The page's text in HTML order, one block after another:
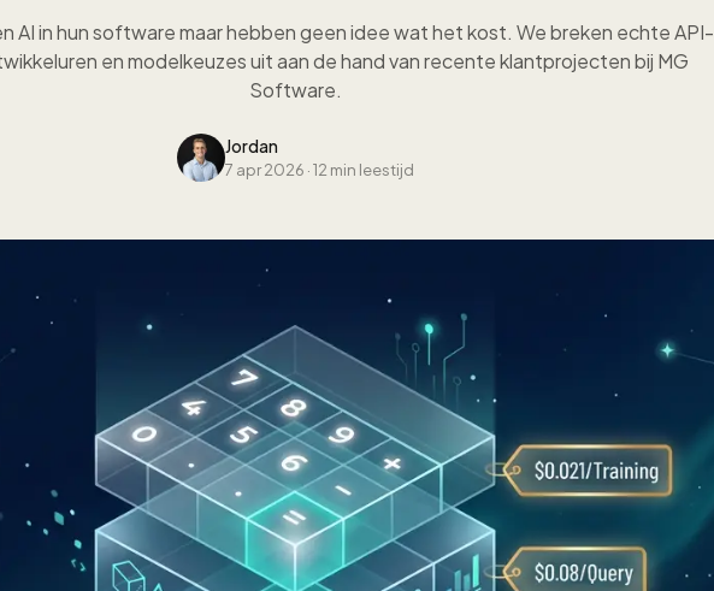
AI in hun software maar hebben geen idee wat het kost. We breken echte API-
en modelkeuzes uit aan de hand van recente klantprojecten bij MG
Software.
Jordan
7 apr 2026 ·12 min leestijd